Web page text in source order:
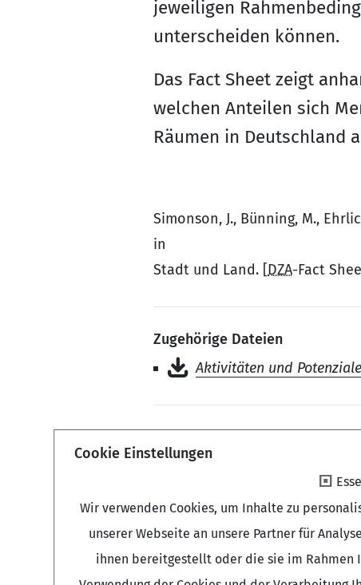
jeweiligen
unterscheiden können.
Das Fact Sheet zeigt
welchen Anteilen sich
Räumen in Deutschland
Simonson, J., Bünning, M.,
in
Stadt und Land. [DZA-Fact
Zugehörige Dateien
Aktivitäten und
Cookie Einstellungen
Wir verwenden Cookies, um Inhalte zu
unserer Webseite an unsere Partner für
ihnen bereitgestellt oder die sie im Rahmen